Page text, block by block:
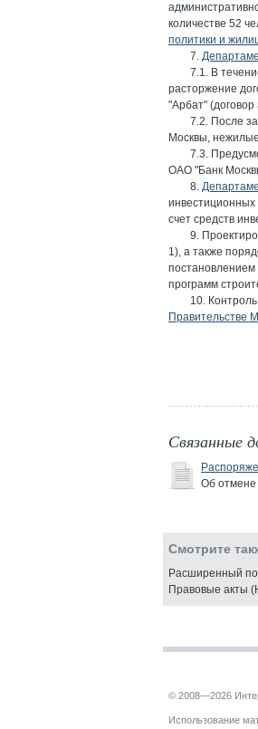
количестве 52
политики и
7.
7.1. В
расторжение
"Арбат"
7.2. После
Москвы,
7.3.
ОАО "Банк
8.
инвестиционных
счет средств
9.
1), а также
программ
10.
Правительстве
Связанные
Об отмене
Смотрите
Расширенный
Правовые акты
© 2008—2026
Использование